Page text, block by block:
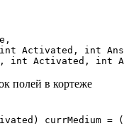
Activated, int
Activated, int
полей в кортеже
currMedium